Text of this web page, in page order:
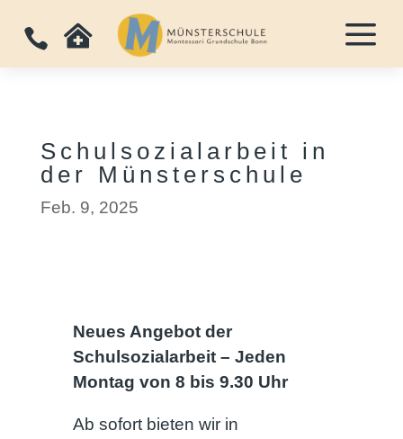
a
 
Schulsozialarbeit in
der Münsterschule
Feb. 9, 2025
Neues Angebot der
Schulsozialarbeit – Jeden
Montag von 8 bis 9.30 Uhr
Ab sofort bieten wir in